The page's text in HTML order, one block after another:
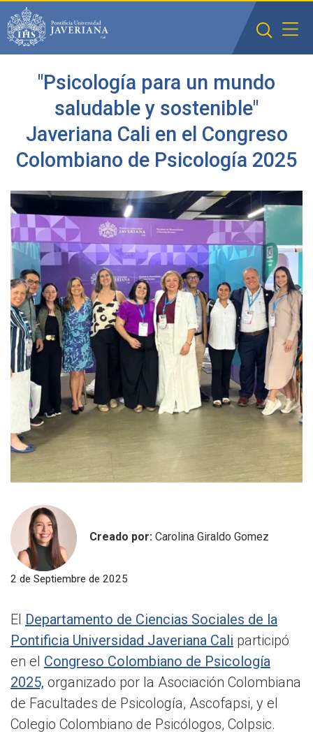
Saltar al contenido principal
"Psicología para un mundo
saludable y sostenible"
Javeriana Cali en el Congreso
Colombiano de Psicología 2025
Creado por: Carolina Giraldo Gomez
2 de Septiembre de 2025
El Departamento de Ciencias Sociales de la
Pontificia Universidad Javeriana Cali participó
en el Congreso Colombiano de Psicología
2025, organizado por la Asociación Colombiana
de Facultades de Psicología, Ascofapsi, y el
Colegio Colombiano de Psicólogos, Colpsic.